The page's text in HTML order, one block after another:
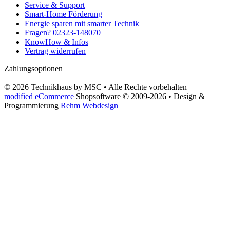
Service & Support
Smart-Home Förderung
Energie sparen mit smarter Technik
Fragen? 02323-148070
KnowHow & Infos
Vertrag widerrufen
Zahlungsoptionen
© 2026 Technikhaus by MSC • Alle Rechte vorbehalten
modified eCommerce Shopsoftware © 2009-2026 • Design &
Programmierung Rehm Webdesign